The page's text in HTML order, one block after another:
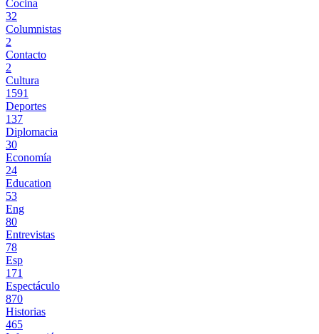
Cocina
32
Columnistas
2
Contacto
2
Cultura
1591
Deportes
137
Diplomacia
30
Economía
24
Education
53
Eng
80
Entrevistas
78
Esp
171
Espectáculo
870
Historias
465